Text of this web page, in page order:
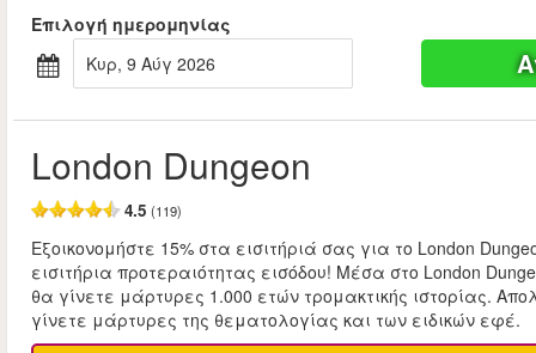
Επιλογή ημερομηνίας
Κυρ, 9 Αύγ 2026
London Dungeon
4.5 (119)
Εξοικονομήστε 15% στα εισιτήριά σας για το London
εισιτήρια προτεραιότητας εισόδου! Μέσα στο London
θα γίνετε μάρτυρες 1.000 ετών τρομακτικής ιστορίας.
γίνετε μάρτυρες της θεματολογίας και των ειδικών εφέ.